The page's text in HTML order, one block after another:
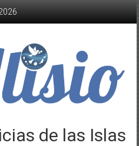
de las Islas